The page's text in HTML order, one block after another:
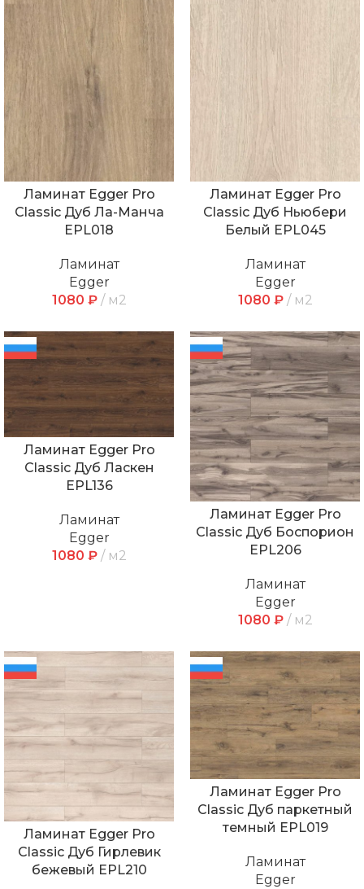
Ламинат Egger Pro
Classic Дуб Ла-Манча
EPL018
Ламинат
Egger
1080 ₽ м2
Ламинат Egger Pro
Classic Дуб Ньюбери
Белый EPL045
Ламинат
Egger
1080 ₽ м2
Ламинат Egger Pro
Classic Дуб Ласкен
EPL136
Ламинат
Egger
1080 ₽ м2
Ламинат Egger Pro
Classic Дуб Боспорион
EPL206
Ламинат
Egger
1080 ₽ м2
Ламинат Egger Pro
Classic Дуб Гирлевик
бежевый EPL210
Ламинат Egger Pro
Classic Дуб паркетный
темный EPL019
Ламинат
Egger